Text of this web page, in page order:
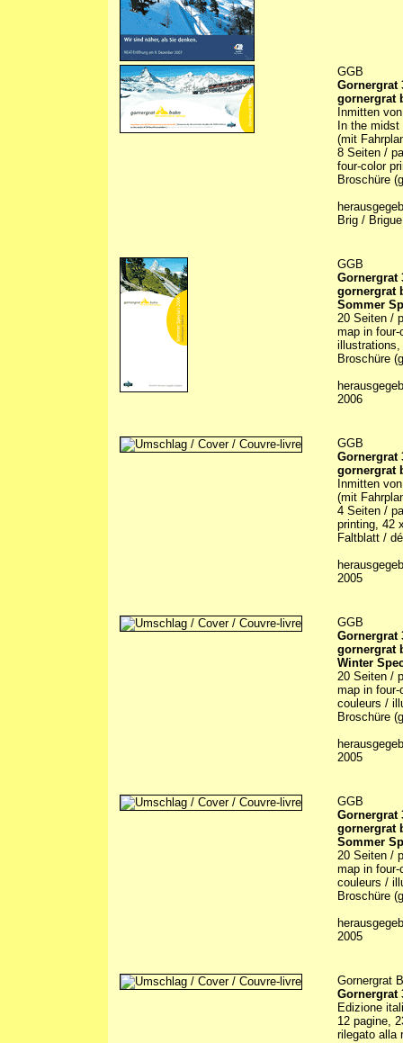
GGB
Gornergrat
gornergrat
Inmitten
In the
(mit
8 Seiten /
four-color
Broschüre
Brig /
GGB
Gornergrat
gornergrat
Sommer
20 Seiten /
map in
Broschüre
2006
GGB
Gornergrat
gornergrat
Inmitten
(mit
4 Seiten /
printing, 42
Faltblatt /
2005
GGB
Gornergrat
gornergrat
Winter
20 Seiten /
map in
couleurs /
Broschüre
2005
GGB
Gornergrat
gornergrat
Sommer
20 Seiten /
map in four-
couleurs /
Broschüre
2005
Gornergrat
Gornergrat
Edizione
12 pagine,
rilegato alla